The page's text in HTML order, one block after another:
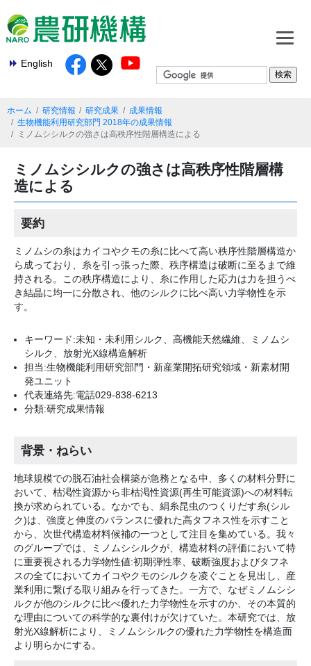
English
ホーム 研究情報 研究成果
成果情報
生物機能利用研究部門 2018年の成果情報
ミノムシシルクの強さは高秩序性階層構造による
ミノムシシルクの強さは高秩序性階層構
造による
要約
ミノムシの糸はカイコやクモの糸に比べて高い秩序性階層構造か
ら成っており、糸を引っ張った際、秩序構造は破断に至るまで維
持される。この秩序構造により、糸に作用した応力は力を担うべ
き結晶に均一に分散され、他のシルクに比べ高い力学物性を示
す。
キーワード:未知・未利用シルク、高機能天然繊維、ミノムシ
シルク、放射光X線構造解析
担当:生物機能利用研究部門・新産業開拓研究領域・新素材開
発ユニット
代表連絡先:電話029-838-6213
分類:研究成果情報
背景・ねらい
地球規模での脱石油社会構築が急務となる中、多くの材料分野に
おいて、枯渇性資源から非枯渇性資源(再生可能資源)への材料転
換が求められている。なかでも、絹糸昆虫のつくりだす糸(シル
ク)は、強度と伸度のバランスに優れた高タフネス性を示すこと
から、次世代構造材料候補の一つとして注目を集めている。我々
のグループでは、ミノムシシルクが、構造材料の評価において特
に重要視される力学物性値:初期弾性率、破断強度およびタフネ
スの全てにおいてカイコやクモのシルクを凌ぐことを見出し、産
業利用に繋げる取り組みを行ってきた。一方で、なぜミノムシシ
ルクが他のシルクに比べ優れた力学物性を示すのか、その本質的
な理由についての科学的な裏付けが欠けていた。本研究では、放
射光X線解析により、ミノムシシルクの優れた力学物性を構造面
より明らかにする。